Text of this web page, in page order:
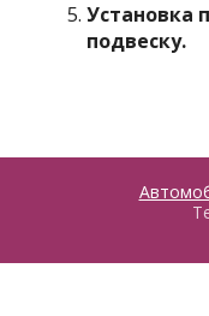
Установка
подвеску.